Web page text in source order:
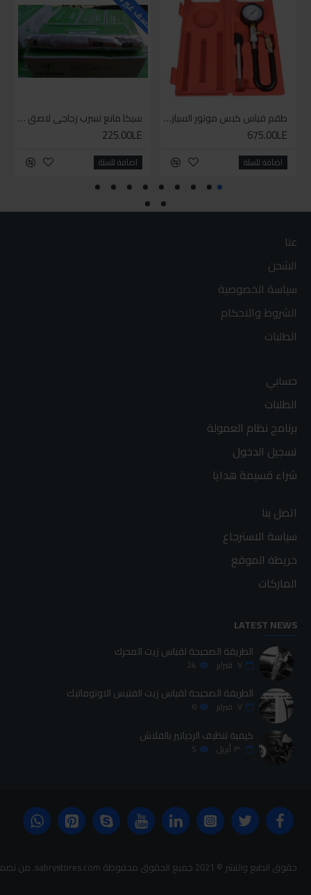
طقم قياس كبس موتور السياره 3 ق
675.00LE
اضافة للسلة
سيكا مانع تسرب زجاجي لاصق اسود 600 مل
225.00LE
اضافة للسلة
عنا
الشحن
سياسة الخصوصية
الشروط والاحكام
الطلبات
حسابي
الطلبات
برنامج نظام العمولة
تسجيل الدخول
شراء قسيمة هدايا
اتصل بنا
سياسة الاسترجاع
خريطة الموقع
الماركات
LATEST NEWS
الطريقة الصحيحة لقياس زيت المحرك
٠٧ فبراير 24
الطريقة الصحيحة لقياس زيت الفتيس الاوتوماتيك
٠٧ فبراير 6
كيفية تنظيف الردياتير بالفلاش
٣٠ أبريل 5
حقوق الطبع والنشر © 2021 جميع الحقوق محفوظة sabrystores.com. من تصميم-